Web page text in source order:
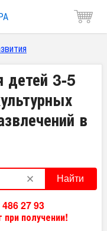
3-5
в
Найти
27 93
при получении!